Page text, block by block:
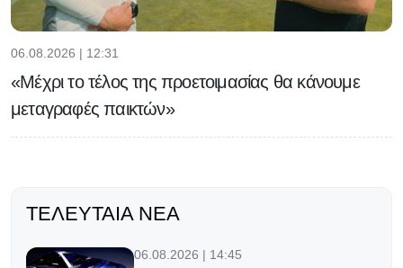
06.08.2026 | 12:31
«Μέχρι το τέλος της προετοιμασίας θα κάνουμε
μεταγραφές παικτών»
ΤΕΛΕΥΤΑΊΑ ΝΈΑ
06.08.2026 | 14:45